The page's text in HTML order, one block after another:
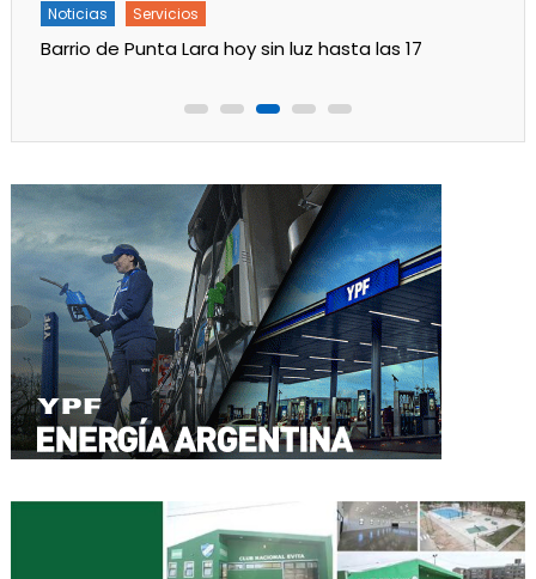
Noticias Servicios
Barrio de Punta Lara hoy sin luz hasta las 17